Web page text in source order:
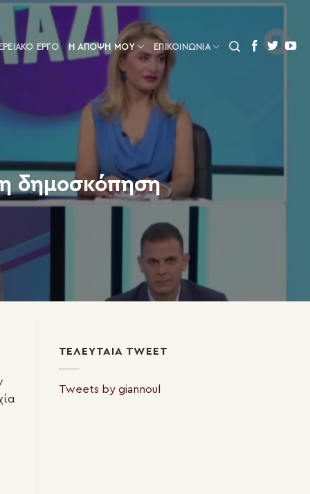
ΈΡΓΟ Η ΆΠΟΨΗ ΜΟΥ ΕΠΙΚΟΙΝΩΝΙΑ
δημοσκόπηση
ΤΕΛΕΥΤΑΊΑ TWEET
Tweets by giannoul